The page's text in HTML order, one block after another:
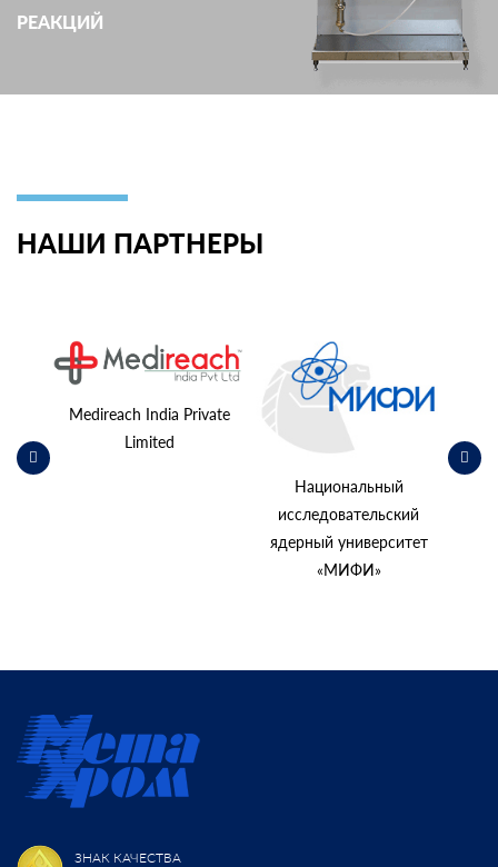
РЕАКЦИЙ
НАШИ ПАРТНЕРЫ
Medireach India Private
Limited
Национальный
исследовательский
ядерный университет
«МИФИ»
ЗНАК КАЧЕСТВА